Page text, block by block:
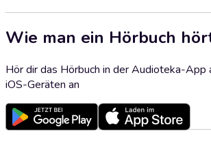
Wie man ein Hörbuch
Hör dir das Hörbuch in der Audioteka-App
iOS-Geräten an